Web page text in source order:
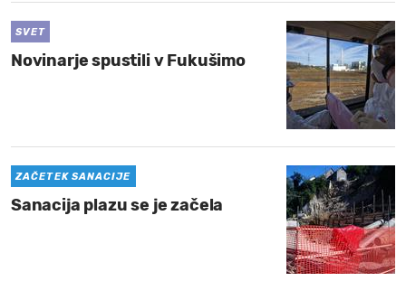
SVET
Novinarje spustili v Fukušimo
ZAČETEK SANACIJE
Sanacija plazu se je začela